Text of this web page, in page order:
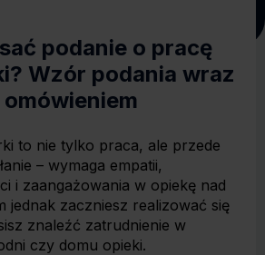
podanie o pracę
Wzór podania wraz
omówieniem
to nie tylko praca, ale przede
– wymaga empatii,
i zaangażowania w opiekę nad
jednak zaczniesz realizować się
znaleźć zatrudnienie w
czy domu opieki.